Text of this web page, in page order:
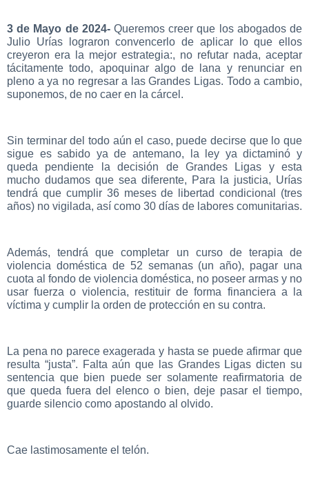
3 de Mayo de 2024-Queremos creer que los abogados de
Julio Urías lograron convencerlo de aplicar lo que ellos
creyeron era la mejor estrategia:, no refutar nada, aceptar
tácitamente todo, apoquinar algo de lana y renunciar en
pleno a ya no regresar a las Grandes Ligas. Todo a cambio,
suponemos, de no caer en la cárcel.
Sin terminar del todo aún el caso, puede decirse que lo que
sigue es sabido ya de antemano, la ley ya dictaminó y
queda pendiente la decisión de Grandes Ligas y esta
mucho dudamos que sea diferente, Para la justicia, Urías
tendrá que cumplir 36 meses de libertad condicional (tres
años) no vigilada, así como 30 días de labores comunitarias.
Además, tendrá que completar un curso de terapia de
violencia doméstica de 52 semanas (un año), pagar una
cuota al fondo de violencia doméstica, no poseer armas y no
usar fuerza o violencia, restituir de forma financiera a la
víctima y cumplir la orden de protección en su contra.
La pena no parece exagerada y hasta se puede afirmar que
resulta “justa”. Falta aún que las Grandes Ligas dicten su
sentencia que bien puede ser solamente reafirmatoria de
que queda fuera del elenco o bien, deje pasar el tiempo,
guarde silencio como apostando al olvido.
Cae lastimosamente el telón.